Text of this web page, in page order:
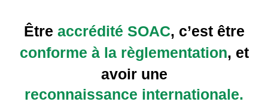
Être accrédité SOAC, c’est être
conforme à la règlementation, et
avoir une
reconnaissance internationale.